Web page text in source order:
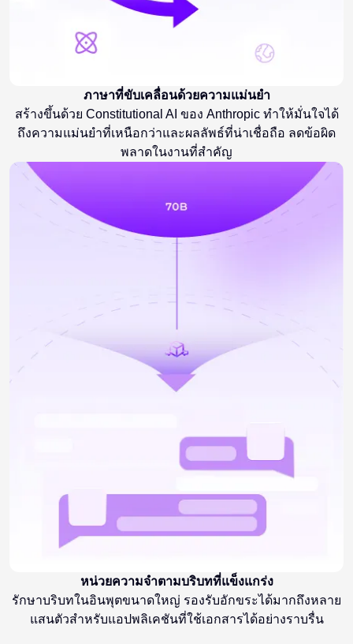
ภาษาที่ขับเคลื่อนด้วยความแม่นยำ
สร้างขึ้นด้วย Constitutional AI ของ Anthropic ทำให้มั่นใจได้
ถึงความแม่นยำที่เหนือกว่าและผลลัพธ์ที่น่าเชื่อถือ ลดข้อผิด
พลาดในงานที่สำคัญ
หน่วยความจำตามบริบทที่แข็งแกร่ง
รักษาบริบทในอินพุตขนาดใหญ่ รองรับอักขระได้มากถึงหลาย
แสนตัวสำหรับแอปพลิเคชันที่ใช้เอกสารได้อย่างราบรื่น